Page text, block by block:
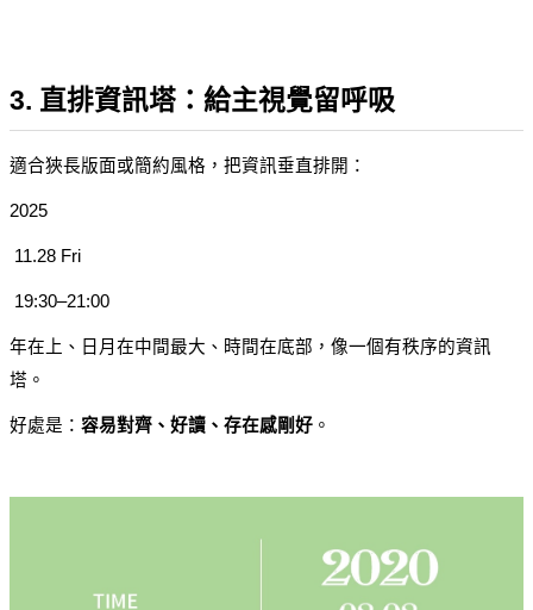
3. 直排資訊塔：給主視覺留呼吸
適合狹長版面或簡約風格，把資訊垂直排開：
2025
11.28 Fri
19:30–21:00
年在上、日月在中間最大、時間在底部，像一個有秩序的資訊
塔。
好處是： 容易對齊、好讀、存在感剛好 。